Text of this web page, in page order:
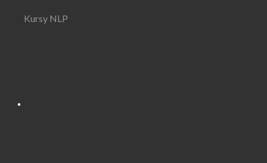
Kursy NLP